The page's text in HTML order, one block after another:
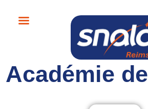
Académie de